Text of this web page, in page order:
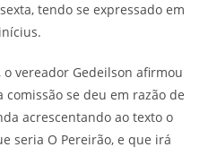
tendo se expressado em
vereador Gedeilson afirmou
se deu em razão de
acrescentando ao texto o
seria O Pereirão, e que irá